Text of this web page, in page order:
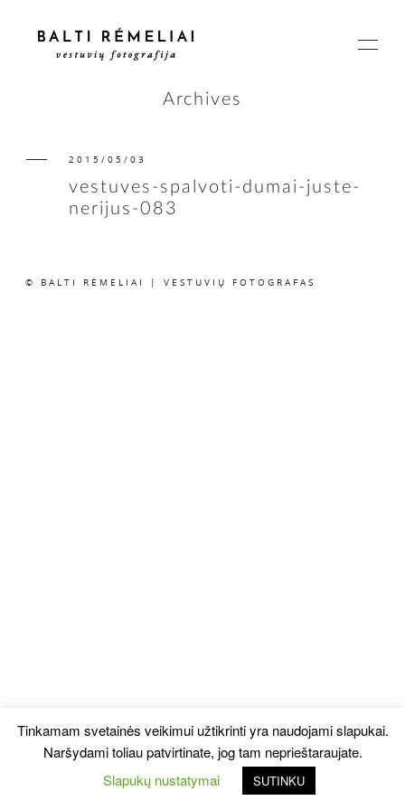
PAGRINDINIS
ISTORIJOS
Archives
2015/05/03
vestuves-spalvoti-dumai-juste-
nerijus-083
© BALTI RĖMELIAI | VESTUVIŲ FOTOGRAFAS
Tinkamam svetainės veikimui užtikrinti yra naudojami slapukai.
Naršydami toliau patvirtinate, jog tam neprieštaraujate.
Slapukų nustatymai
SUTINKU